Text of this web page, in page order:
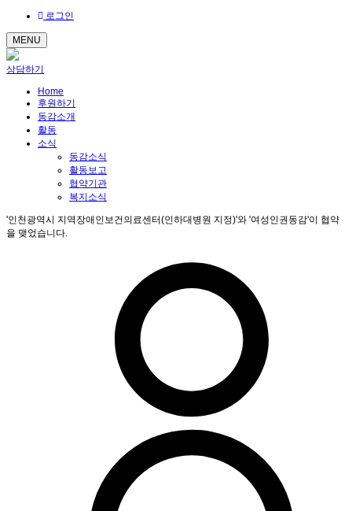
로그인
MENU
상담하기
Home
후원하기
동감소개
활동
소식
동감소식
활동보고
협약기관
복지소식
'인천광역시 지역장애인보건의료센터(인하대병원 지정)'와 '여성인권동감'이 협약
을 맺었습니다.